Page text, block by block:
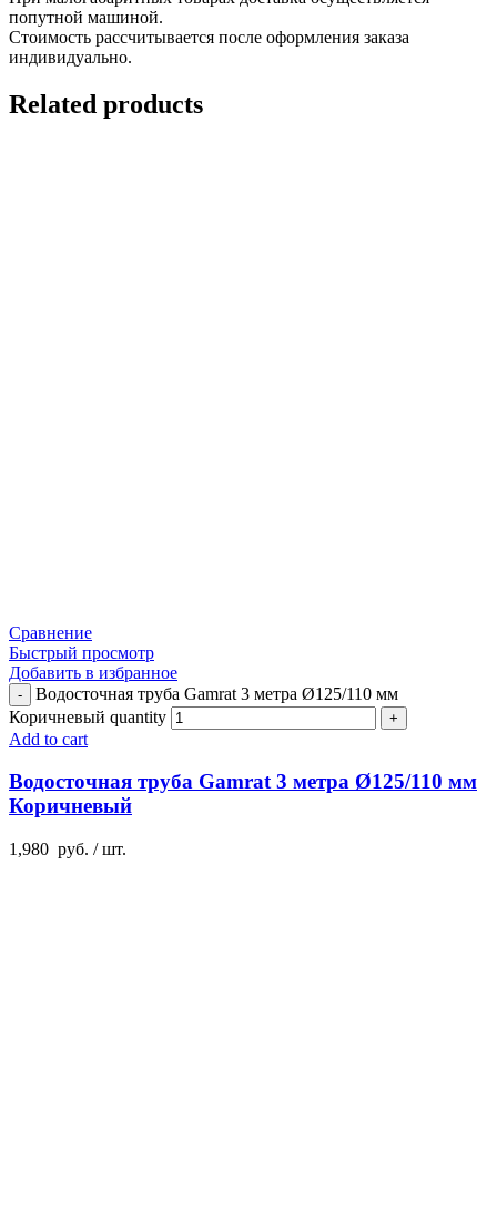
попутной машиной.
Стоимость рассчитывается после оформления заказа
индивидуально.
Related products
Сравнение
Быстрый просмотр
Добавить в избранное
Водосточная труба Gamrat 3 метра Ø125/110 мм
Коричневый quantity
Add to cart
Водосточная труба Gamrat 3 метра Ø125/110 мм
Коричневый
1,980 руб. / шт.